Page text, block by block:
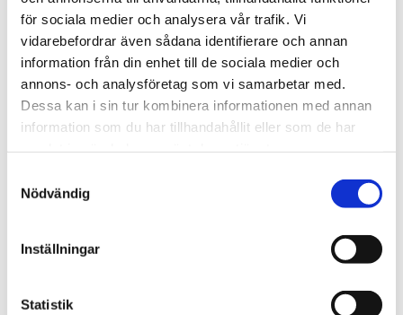
för sociala medier och analysera vår trafik. Vi
vidarebefordrar även sådana identifierare och annan
information från din enhet till de sociala medier och
annons- och analysföretag som vi samarbetar med.
Dessa kan i sin tur kombinera informationen med annan
information som du har tillhandahållit eller som de har
Nödvändig
Inställningar
Statistik
rekommenderar att du:
Kartlägger vilka personuppgifter ni hanterar –
och varför
Skapar eller uppdaterar en registerförteckning
personal och ledning
leverantörer
Informerar anställda om GDPR och deras ansvar